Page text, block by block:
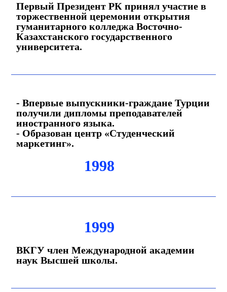
Первый Президент РК принял участие в
торжественной церемонии открытия
гуманитарного колледжа Восточно-
Казахстанского государственного
университета.
- Впервые выпускники-граждане Турции
получили дипломы преподавателей
иностранного языка.
- Образован центр «Студенческий
маркетинг».
1998
1999
ВКГУ член Международной академии
наук Высшей школы.